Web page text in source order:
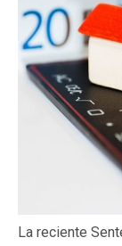
La reciente